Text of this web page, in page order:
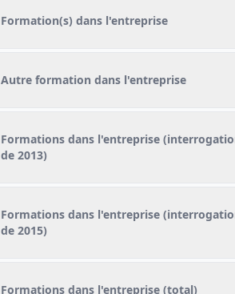
Formation(s) dans l'entreprise
Autre formation dans l'entreprise
Formations dans l'entreprise
de 2013)
Formations dans l'entreprise
de 2015)
Formations dans l'entreprise (total)